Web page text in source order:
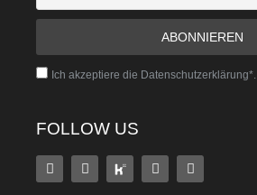
Ich akzeptiere die Datenschutzerklärung*.
FOLLOW US